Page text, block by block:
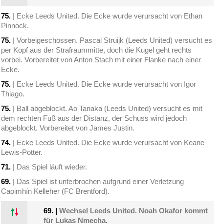
75. | Ecke Leeds United. Die Ecke wurde verursacht von Ethan
Pinnock.
75. | Vorbeigeschossen. Pascal Struijk (Leeds United) versucht es
per Kopf aus der Strafraummitte, doch die Kugel geht rechts
vorbei. Vorbereitet von Anton Stach mit einer Flanke nach einer
Ecke.
75. | Ecke Leeds United. Die Ecke wurde verursacht von Igor
Thiago.
75. | Ball abgeblockt. Ao Tanaka (Leeds United) versucht es mit
dem rechten Fuß aus der Distanz, der Schuss wird jedoch
abgeblockt. Vorbereitet von James Justin.
74. | Ecke Leeds United. Die Ecke wurde verursacht von Keane
Lewis-Potter.
71. | Das Spiel läuft wieder.
69. | Das Spiel ist unterbrochen aufgrund einer Verletzung
Caoimhín Kelleher (FC Brentford).
69. |Wechsel Leeds United. Noah Okafor kommt
für Lukas Nmecha.